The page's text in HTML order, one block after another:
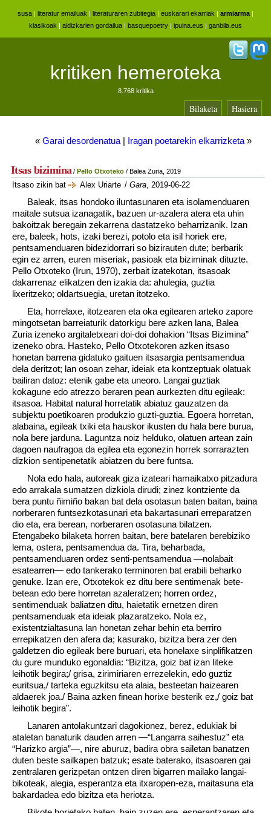
susa | literatur emailuak | literaturaren zubitegia | euskarari ekarriak | armiarma |
klasikoak | aldizkarien gordailua | basquepoetry | ipuina.eus | ganbila.eus
kritiken hemeroteka
8.768 kritika
Bilaketa Hasiera
« Garai desordenatua| Iragan poetarekin elkarrizketa»
Itsas bizimina/ Pello Otxoteko / Balea Zuria, 2019
Itsaso zikin bat Alex Uriarte / Gara, 2019-06-22
Baleak, itsas hondoko iluntasunaren eta isolamenduaren
maitale sutsua izanagatik, bazuen ur-azalera atera eta uhin
bakoitzak beregain zekarrena dastatzeko beharrizanik. Izan
ere, baleek, hots, izaki berezi, potolo eta isil horiek ere,
pentsamenduaren bidezidorrari so bizirauten dute; berbarik
egin ez arren, euren miseriak, pasioak eta biziminak dituzte.
Pello Otxoteko (Irun, 1970), zerbait izatekotan, itsasoak
dakarrenaz elikatzen den izakia da: ahulegia, guztia
lixeritzeko; oldartsuegia, uretan itotzeko.
Eta, horrelaxe, itotzearen eta oka egitearen arteko zapore
mingotsetan barreiaturik datorkigu bere azken lana, Balea
Zuria izeneko argitaletxeari doi-doi dohakion “Itsas Bizimina”
izeneko obra. Hasteko, Pello Otxotekoren azken itsaso
honetan barrena gidatuko gaituen itsasargia pentsamendua
dela deritzot; lan osoan zehar, ideiak eta kontzeptuak olatuak
bailiran datoz: etenik gabe eta uneoro. Langai guztiak
kokagune edo atrezzo beraren pean aurkezten ditu egileak:
itsasoa. Habitat natural horretatik abiatuz gauzatzen da
subjektu poetikoaren produkzio guzti-guztia. Egoera horretan,
alabaina, egileak txiki eta hauskor ikusten du hala bere burua,
nola bere jarduna. Laguntza noiz helduko, olatuen artean zain
dagoen naufragoa da egilea eta egonezin horrek sorrarazten
dizkion sentipenetatik abiatzen du bere funtsa.
Nola edo hala, autoreak giza izateari hamaikatxo pitzadura
edo arrakala sumatzen dizkiola dirudi; zinez kontziente da
bera puntu ñimiño bakan bat dela osotasun baten baitan, baina
norberaren funtsezkotasunari eta bakartasunari erreparatzen
dio eta, era berean, norberaren osotasuna bilatzen.
Etengabeko bilaketa horren baitan, bere batelaren berebiziko
lema, ostera, pentsamendua da. Tira, beharbada,
pentsamenduaren ordez senti-pentsamendua —nolabait
esatearren— edo tankerako terminoren bat erabili beharko
genuke. Izan ere, Otxotekok ez ditu bere sentimenak bete-
betean edo bere horretan azaleratzen; horren ordez,
sentimenduak baliatzen ditu, haietatik ernetzen diren
pentsamenduak eta ideiak plazaratzeko. Nola ez,
existentzialtasuna lan honetan zehar behin eta berriro
errepikatzen den afera da; kasurako, bizitza bera zer den
galdetzen dio egileak bere buruari, eta honelaxe sinplifikatzen
du gure munduko egonaldia: “Bizitza, goiz bat izan liteke
leihotik begira;/ grisa, zirimiriaren errezelekin, edo guztiz
euritsua,/ tarteka eguzkitsu eta alaia, besteetan haizearen
aldaerek joa./ Baina azken finean horixe besterik ez,/ goiz bat
leihotik begira”.
Lanaren antolakuntzari dagokionez, berez, edukiak bi
ataletan banaturik dauden arren —“Langarra saihestuz” eta
“Harizko argia”—, nire aburuz, badira obra sailetan banatzen
duten beste sailkapen batzuk; esate baterako, itsasoaren gai
zentralaren gerizpetan ontzen diren bigarren mailako langai-
bikoteak, alegia, esperantza eta itxaropen-eza, maitasuna eta
bakardadea edo bizitza eta heriotza.